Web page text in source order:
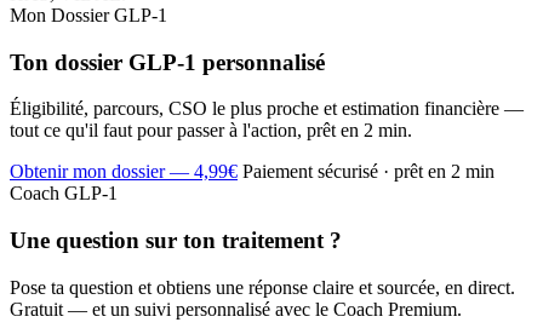
Mon Dossier GLP-1
Ton dossier GLP-1 personnalisé
Éligibilité, parcours, CSO le plus proche et estimation financière —
tout ce qu'il faut pour passer à l'action, prêt en 2 min.
Obtenir mon dossier — 4,99€ Paiement sécurisé · prêt en 2 min
Coach GLP-1
Une question sur ton traitement ?
Pose ta question et obtiens une réponse claire et sourcée, en direct.
Gratuit — et un suivi personnalisé avec le Coach Premium.